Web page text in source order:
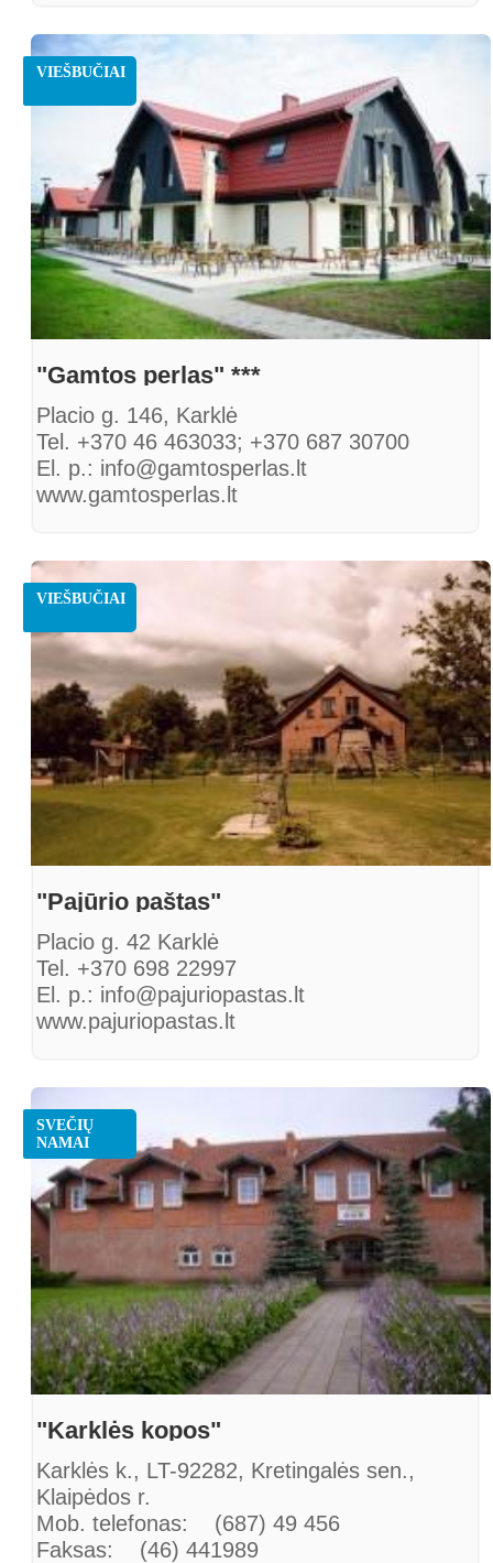
VIEŠBUČIAI
"Gamtos perlas" ***
Placio g. 146, Karklė
Tel. +370 46 463033; +370 687 30700
El. p.: info@gamtosperlas.lt
www.gamtosperlas.lt
VIEŠBUČIAI
"Pajūrio paštas"
Placio g. 42 Karklė
Tel. +370 698 22997
El. p.: info@pajuriopastas.lt
www.pajuriopastas.lt
SVEČIŲ
NAMAI
"Karklės kopos"
Karklės k., LT-92282, Kretingalės sen.,
Klaipėdos r.
Mob. telefonas: (687) 49 456
Faksas: (46) 441989